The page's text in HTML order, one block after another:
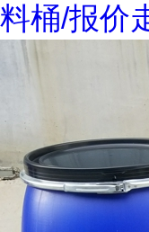
料桶/报价